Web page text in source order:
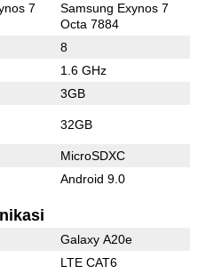
7
Samsung Exynos 7
Octa 7884
8
1.6 GHz
3GB
32GB
MicroSDXC
Android 9.0
Galaxy A20e
LTE CAT6